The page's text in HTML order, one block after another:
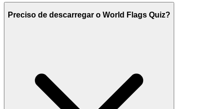
Preciso de descarregar o World Flags Quiz?